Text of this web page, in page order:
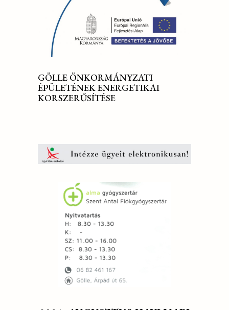
GÖLLE ÖNKORMÁNYZATI
ÉPÜLETÉNEK ENERGETIKAI
KORSZERŰSÍTÉSE